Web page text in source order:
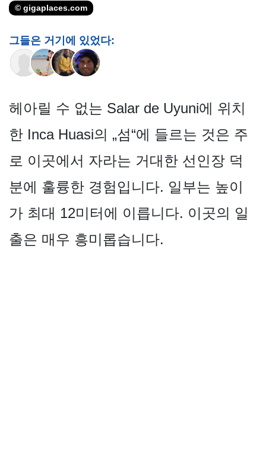
© gigaplaces.com
그들은 거기에 있었다:
헤아릴 수 없는 Salar de Uyuni에 위치
한 Inca Huasi의 „섬“에 들르는 것은 주
로 이곳에서 자라는 거대한 선인장 덕
분에 훌륭한 경험입니다. 일부는 높이
가 최대 12미터에 이릅니다. 이곳의 일
출은 매우 흥미롭습니다.